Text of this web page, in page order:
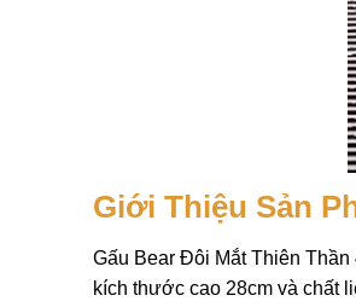
Giới Thiệu Sản
Gấu Bear Đôi Mắt Thiên
kích thước cao 28cm và chất